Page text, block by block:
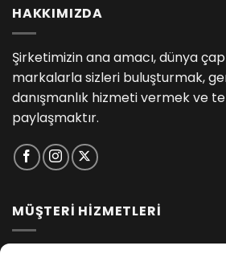
HAKKIMIZDA
Şirketimizin ana amacı, dünya
markalarla sizleri buluşturmak,
danışmanlık hizmeti vermek ve
paylaşmaktır.
MÜŞTERİ HİZMETLERİ